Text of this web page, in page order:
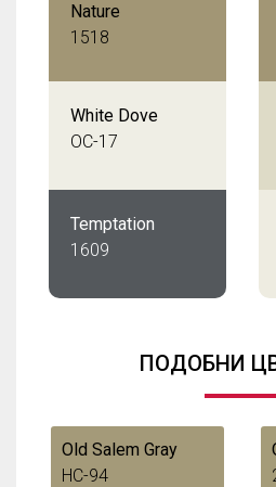
Nature
1518
White Dove
OC-17
Temptation
1609
ПОДОБНИ
Old Salem Gray
HC-94